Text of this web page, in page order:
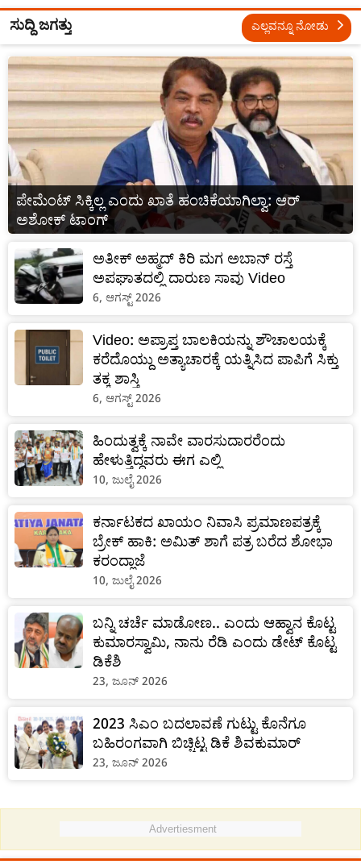
ಸುದ್ದಿ ಜಗತ್ತು ಎಲ್ಲವನ್ನೂ ನೋಡು
ಪೇಮೆಂಟ್ ಸಿಕ್ಕಿಲ್ಲ ಎಂದು ಖಾತೆ ಹಂಚಿಕೆಯಾಗಿಲ್ವಾ: ಆರ್
ಅಶೋಕ್ ಟಾಂಗ್
ಅತೀಕ್ ಅಹ್ಮದ್ ಕಿರಿ ಮಗ ಅಬಾನ್ ರಸ್ತೆ
ಅಪಘಾತದಲ್ಲಿ ದಾರುಣ ಸಾವು Video
6, ಆಗಸ್ಟ್ 2026
Video: ಅಪ್ರಾಪ್ತ ಬಾಲಕಿಯನ್ನು ಶೌಚಾಲಯಕ್ಕೆ
ಕರೆದೊಯ್ದು ಅತ್ಯಾಚಾರಕ್ಕೆ ಯತ್ನಿಸಿದ ಪಾಪಿಗೆ ಸಿಕ್ತು
ತಕ್ಕ ಶಾಸ್ತಿ
6, ಆಗಸ್ಟ್ 2026
ಹಿಂದುತ್ವಕ್ಕೆ ನಾವೇ ವಾರಸುದಾರರೆಂದು
ಹೇಳುತ್ತಿದ್ದವರು ಈಗ ಎಲ್ಲಿ
10, ಜುಲೈ 2026
ಕರ್ನಾಟಕದ ಖಾಯಂ ನಿವಾಸಿ ಪ್ರಮಾಣಪತ್ರಕ್ಕೆ
ಬ್ರೇಕ್ ಹಾಕಿ: ಅಮಿತ್ ಶಾಗೆ ಪತ್ರ ಬರೆದ ಶೋಭಾ
ಕರಂದ್ಲಾಜೆ
10, ಜುಲೈ 2026
ಬನ್ನಿ ಚರ್ಚೆ ಮಾಡೋಣ.. ಎಂದು ಆಹ್ವಾನ ಕೊಟ್ಟ
ಕುಮಾರಸ್ವಾಮಿ, ನಾನು ರೆಡಿ ಎಂದು ಡೇಟ್ ಕೊಟ್ಟ
ಡಿಕೆಶಿ
23, ಜೂನ್ 2026
2023 ಸಿಎಂ ಬದಲಾವಣೆ ಗುಟ್ಟು ಕೊನೆಗೂ
ಬಹಿರಂಗವಾಗಿ ಬಿಚ್ಚಿಟ್ಟ ಡಿಕೆ ಶಿವಕುಮಾರ್
23, ಜೂನ್ 2026
Advertiesment